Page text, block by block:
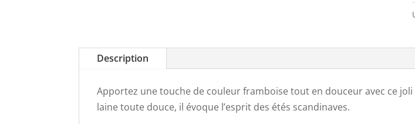
Description
Apportez une touche de couleur framboise tout en douceur avec ce
laine toute douce, il évoque l’esprit des étés scandinaves.